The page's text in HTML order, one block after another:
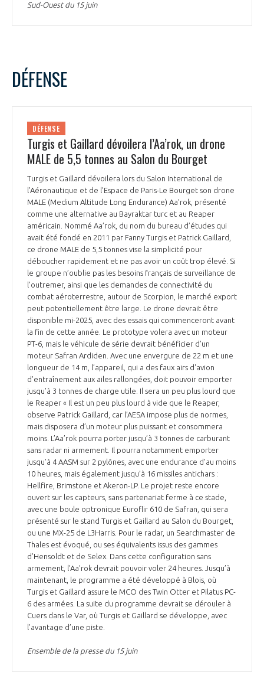
Sud-Ouest du 15 juin
DÉFENSE
DÉFENSE
Turgis et Gaillard dévoilera l’Aa’rok, un drone
MALE de 5,5 tonnes au Salon du Bourget
Turgis et Gaillard dévoilera lors du Salon International de
l’Aéronautique et de l’Espace de Paris-Le Bourget son drone
MALE (Medium Altitude Long Endurance) Aa’rok, présenté
comme une alternative au Bayraktar turc et au Reaper
américain. Nommé Aa’rok, du nom du bureau d’études qui
avait été fondé en 2011 par Fanny Turgis et Patrick Gaillard,
ce drone MALE de 5,5 tonnes vise la simplicité pour
déboucher rapidement et ne pas avoir un coût trop élevé. Si
le groupe n’oublie pas les besoins français de surveillance de
l’outremer, ainsi que les demandes de connectivité du
combat aéroterrestre, autour de Scorpion, le marché export
peut potentiellement être large. Le drone devrait être
disponible mi-2025, avec des essais qui commenceront avant
la fin de cette année. Le prototype volera avec un moteur
PT-6, mais le véhicule de série devrait bénéficier d’un
moteur Safran Ardiden. Avec une envergure de 22 m et une
longueur de 14 m, l’appareil, qui a des faux airs d'avion
d'entraînement aux ailes rallongées, doit pouvoir emporter
jusqu’à 3 tonnes de charge utile. Il sera un peu plus lourd que
le Reaper « Il est un peu plus lourd à vide que le Reaper,
observe Patrick Gaillard, car l’AESA impose plus de normes,
mais disposera d’un moteur plus puissant et consommera
moins. L’Aa’rok pourra porter jusqu’à 3 tonnes de carburant
sans radar ni armement. Il pourra notamment emporter
jusqu’à 4 AASM sur 2 pylônes, avec une endurance d’au moins
10 heures, mais également jusqu’à 16 missiles antichars :
Hellfire, Brimstone et Akeron-LP. Le projet reste encore
ouvert sur les capteurs, sans partenariat ferme à ce stade,
avec une boule optronique Euroflir 610 de Safran, qui sera
présenté sur le stand Turgis et Gaillard au Salon du Bourget,
ou une MX-25 de L3Harris. Pour le radar, un Searchmaster de
Thales est évoqué, ou ses équivalents issus des gammes
d’Hensoldt et de Selex. Dans cette configuration sans
armement, l’Aa’rok devrait pouvoir voler 24 heures. Jusqu’à
maintenant, le programme a été développé à Blois, où
Turgis et Gaillard assure le MCO des Twin Otter et Pilatus PC-
6 des armées. La suite du programme devrait se dérouler à
Cuers dans le Var, où Turgis et Gaillard se développe, avec
l’avantage d’une piste.
Ensemble de la presse du 15 juin